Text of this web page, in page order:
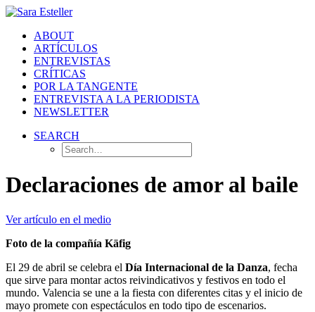
ABOUT
ARTÍCULOS
ENTREVISTAS
CRÍTICAS
POR LA TANGENTE
ENTREVISTA A LA PERIODISTA
NEWSLETTER
SEARCH
Declaraciones de amor al baile
Ver artículo en el medio
Foto de la compañía Käfig
El 29 de abril se celebra el Día Internacional de la Danza, fecha
que sirve para montar actos reivindicativos y festivos en todo el
mundo. Valencia se une a la fiesta con diferentes citas y el inicio de
mayo promete con espectáculos en todo tipo de escenarios.